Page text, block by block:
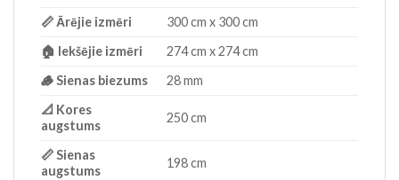
📏 Ārējie izmēri
300 cm x 300 cm
🏠 Iekšējie izmēri
274 cm x 274 cm
🪵 Sienas biezums
28 mm
📐 Kores
augstums
250 cm
📏 Sienas
augstums
198 cm